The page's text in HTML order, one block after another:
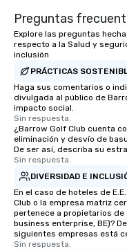
Preguntas
Explore las preguntas
respecto a la Salud y
inclusión
PRÁCTICAS
Haga sus comentarios o
divulgada al público de
impacto social.
Sin respuesta.
¿Barrow Golf Club cuenta
eliminación y desvío de
De ser así, describa su
Sin respuesta.
DIVERSIDAD E
En el caso de hoteles de
Club o la empresa matriz
pertenece a propietarios
business enterprise, BE)?
siguientes empresas está
Sin respuesta.